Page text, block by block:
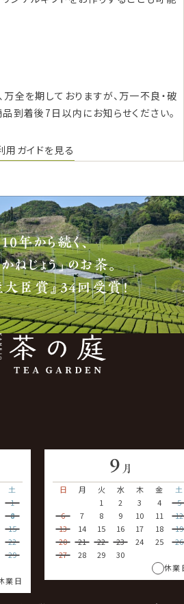
全を期しておりますが、万一不良・破
到着後7日以内にお知らせください。
用ガイドを見る
年から続く、
ねじょう」のお茶。
臣賞』34回受賞！
土
1
8
15
22
29
業日
9 月
日
月 火 水 木 金
土
1
2 3 4
5
6
7 8 9 10 11
12
13
14 15 16 17 18
19
20
21 22 23 24 25
26
27
28 29
30
休業